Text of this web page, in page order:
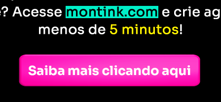
Classic Infantil
R$ 38,30
Moletom Canguru
R$ 160,95